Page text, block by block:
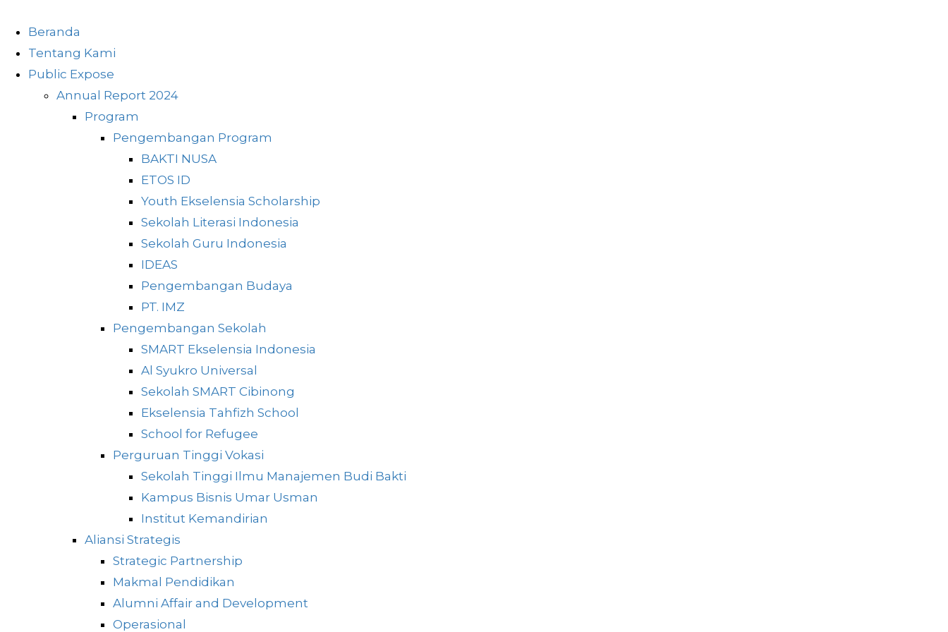
Beranda
Tentang Kami
Public Expose
Annual Report 2024
Program
Pengembangan Program
BAKTI NUSA
ETOS ID
Youth Ekselensia Scholarship
Sekolah Literasi Indonesia
Sekolah Guru Indonesia
IDEAS
Pengembangan Budaya
PT. IMZ
Pengembangan Sekolah
SMART Ekselensia Indonesia
Al Syukro Universal
Sekolah SMART Cibinong
Ekselensia Tahfizh School
School for Refugee
Perguruan Tinggi Vokasi
Sekolah Tinggi Ilmu Manajemen Budi Bakti
Kampus Bisnis Umar Usman
Institut Kemandirian
Aliansi Strategis
Strategic Partnership
Makmal Pendidikan
Alumni Affair and Development
Operasional